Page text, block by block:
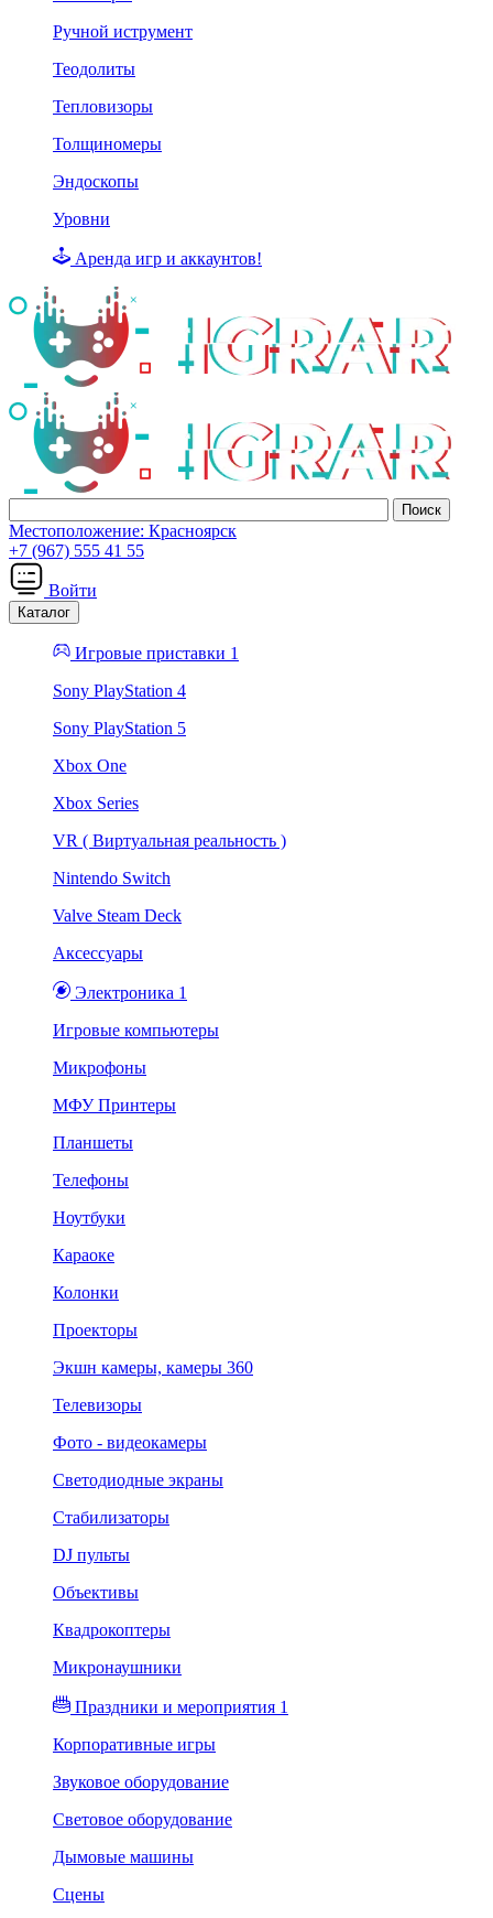
Ручной иструмент
Теодолиты
Тепловизоры
Толщиномеры
Эндоскопы
Уровни
Аренда игр и аккаунтов!
Местоположение: Красноярск
+7 (967) 555 41 55
Войти
Каталог
Игровые приставки 1
Sony PlayStation 4
Sony PlayStation 5
Xbox One
Xbox Series
VR ( Виртуальная реальность )
Nintendo Switch
Valve Steam Deck
Аксессуары
Электроника 1
Игровые компьютеры
Микрофоны
МФУ Принтеры
Планшеты
Телефоны
Ноутбуки
Караоке
Колонки
Проекторы
Экшн камеры, камеры 360
Телевизоры
Фото - видеокамеры
Светодиодные экраны
Стабилизаторы
DJ пульты
Объективы
Квадрокоптеры
Микронаушники
Праздники и мероприятия 1
Корпоративные игры
Звуковое оборудование
Световое оборудование
Дымовые машины
Сцены